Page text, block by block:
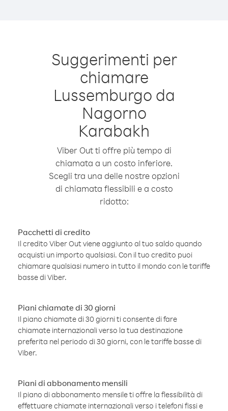
Suggerimenti per
chiamare
Lussemburgo da
Nagorno
Karabakh
Viber Out ti offre più tempo di
chiamata a un costo inferiore.
Scegli tra una delle nostre opzioni
di chiamata flessibili e a costo
ridotto:
Pacchetti di credito
Il credito Viber Out viene aggiunto al tuo saldo quando
acquisti un importo qualsiasi. Con il tuo credito puoi
chiamare qualsiasi numero in tutto il mondo con le tariffe
basse di Viber.
Piani chiamate di 30 giorni
Il piano chiamate di 30 giorni ti consente di fare
chiamate internazionali verso la tua destinazione
preferita nel periodo di 30 giorni, con le tariffe basse di
Viber.
Piani di abbonamento mensili
Il piano di abbonamento mensile ti offre la flessibilità di
effettuare chiamate internazionali verso i telefoni fissi e